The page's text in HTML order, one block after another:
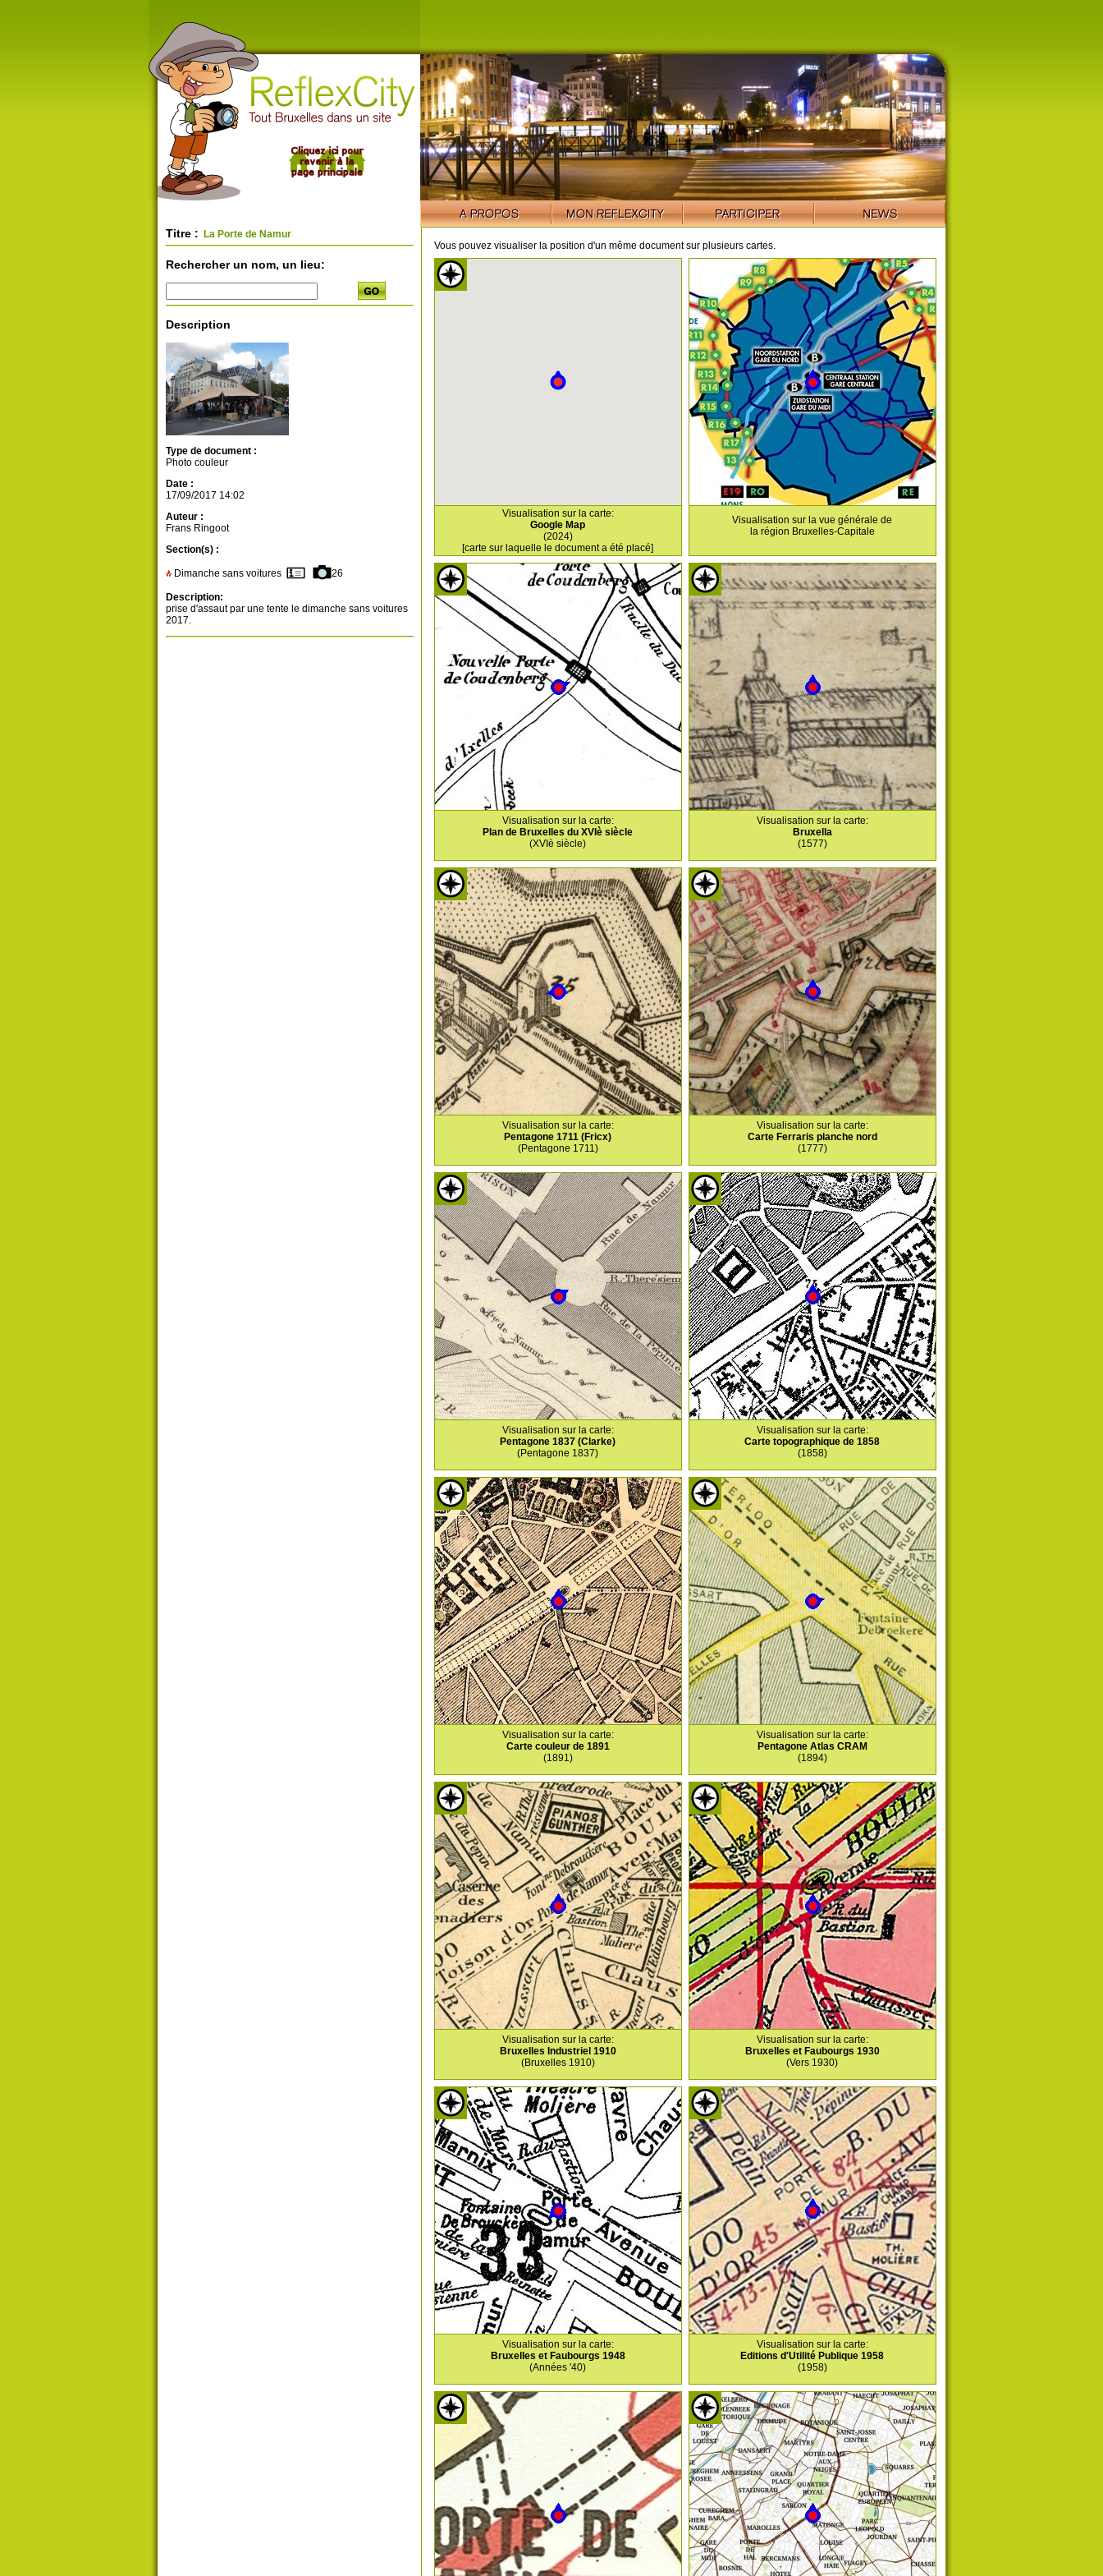
Titre : La Porte de Namur
Rechercher un nom, un lieu:
Description
Type de document :
Photo couleur
Date :
17/09/2017 14:02
Auteur :
Frans Ringoot
Section(s) :
Dimanche sans voitures 26
Description:
prise d'assaut par une tente le dimanche sans voitures
2017.
Vous pouvez visualiser la position d'un même document sur plusieurs cartes.
Visualisation sur la carte:
Google Map
(2024)
[carte sur laquelle le document a été placé]
Visualisation sur la vue générale de
la région Bruxelles-Capitale
Visualisation sur la carte:
Plan de Bruxelles du XVIè siècle
(XVIè siècle)
Visualisation sur la carte:
Bruxella
(1577)
Visualisation sur la carte:
Pentagone 1711 (Fricx)
(Pentagone 1711)
Visualisation sur la carte:
Carte Ferraris planche nord
(1777)
Visualisation sur la carte:
Pentagone 1837 (Clarke)
(Pentagone 1837)
Visualisation sur la carte:
Carte topographique de 1858
(1858)
Visualisation sur la carte:
Carte couleur de 1891
(1891)
Visualisation sur la carte:
Pentagone Atlas CRAM
(1894)
Visualisation sur la carte:
Bruxelles Industriel 1910
(Bruxelles 1910)
Visualisation sur la carte:
Bruxelles et Faubourgs 1930
(Vers 1930)
Visualisation sur la carte:
Bruxelles et Faubourgs 1948
(Années '40)
Visualisation sur la carte:
Editions d'Utilité Publique 1958
(1958)